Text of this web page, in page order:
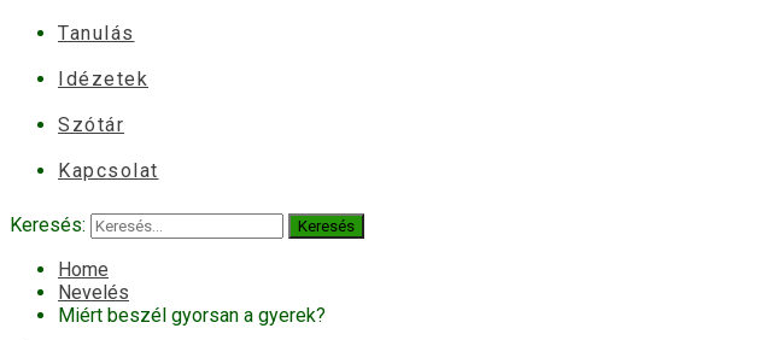
Tanulás
Idézetek
Szótár
Kapcsolat
Keresés:
Home
Nevelés
Miért beszél gyorsan a gyerek?